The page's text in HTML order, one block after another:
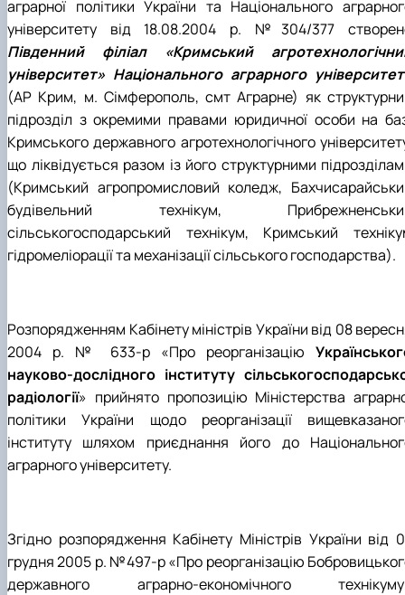
аграрної політики України та Національного
університету від 18.08.2004 р. №304/377
Південний філіал «Кримський
університет» Національного аграрного
(АР Крим, м. Сімферополь, смт Аграрне) як
підрозділ з окремими правами юридичної особи на
Кримського державного агротехнологічного
що ліквідується разом із його структурними
(Кримський агропромисловий коледж,
будівельний технікум,
сільськогосподарський технікум, Кримський
гідромеліорації та механізації сільського господарства).
Розпорядженням Кабінету міністрів України від 08
2004 р. № 633-р «Про реорганізацію
науково-дослідного інституту
радіології» прийнято пропозицію Міністерства
політики України щодо реорганізації
інституту шляхом приєднання його до
аграрного університету.
Згідно розпорядження Кабінету Міністрів України від
грудня 2005 р. №497-р «Про реорганізацію
державного аграрно-економічного